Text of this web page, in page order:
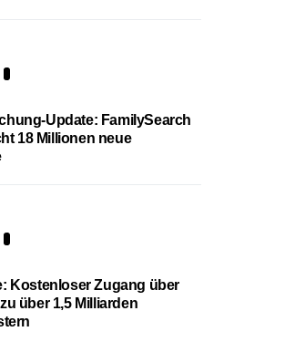
Update: FamilySearch
18 Millionen neue
Kostenloser Zugang über
über 1,5 Milliarden